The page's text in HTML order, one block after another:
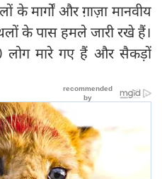
के मार्गों और ग़ाज़ा मानवीय
के पास हमले जारी रखे हैं।
मारे गए हैं और सैकड़ों